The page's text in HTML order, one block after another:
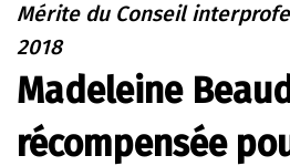
Mérite du Conseil
2018
Madeleine
récompensée